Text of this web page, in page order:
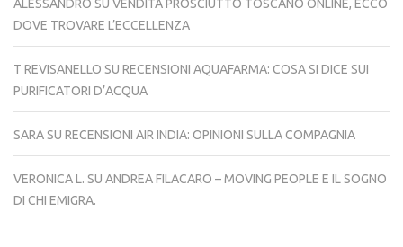
ALESSANDRO SU VENDITA PROSCIUTTO TOSCANO ONLINE, ECCO
DOVE TROVARE L’ECCELLENZA
T REVISANELLO SU RECENSIONI AQUAFARMA: COSA SI DICE SUI
PURIFICATORI D’ACQUA
SARA SU RECENSIONI AIR INDIA: OPINIONI SULLA COMPAGNIA
VERONICA L. SU ANDREA FILACARO – MOVING PEOPLE E IL SOGNO
DI CHI EMIGRA.